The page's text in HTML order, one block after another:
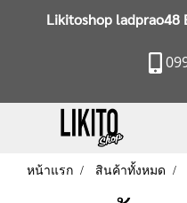
Likitoshop ladprao48
หน้าแรก สินค้าทั้งหมด